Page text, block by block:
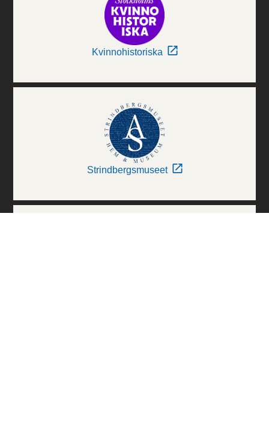
Kvinnohistoriska
Strindbergsmuseet